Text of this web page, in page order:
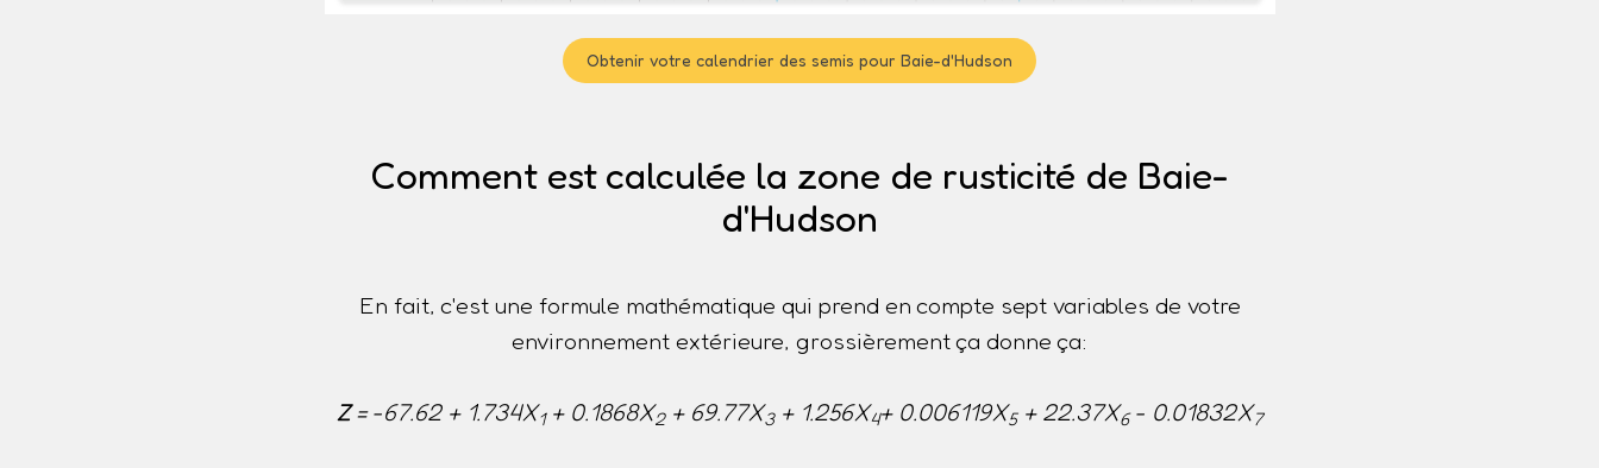
Obtenir votre calendrier des semis pour Baie-d'Hudson
Comment est calculée la zone de rusticité de Baie-
d'Hudson
En fait, c'est une formule mathématique qui prend en compte sept variables de votre
environnement extérieure, grossièrement ça donne ça:
Z= -67.62 + 1.734X1+ 0.1868X2+ 69.77X3+ 1.256X4+ 0.006119X5+ 22.37X6- 0.01832X7